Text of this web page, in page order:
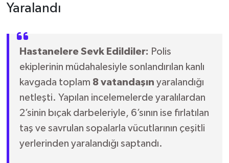
Yaralandı
Hastanelere Sevk Edildiler: Polis
ekiplerinin müdahalesiyle sonlandırılan kanlı
kavgada toplam 8 vatandaşın yaralandığı
netleşti. Yapılan incelemelerde yaralılardan
2’sinin bıçak darbeleriyle, 6’sının ise fırlatılan
taş ve savrulan sopalarla vücutlarının çeşitli
yerlerinden yaralandığı saptandı.